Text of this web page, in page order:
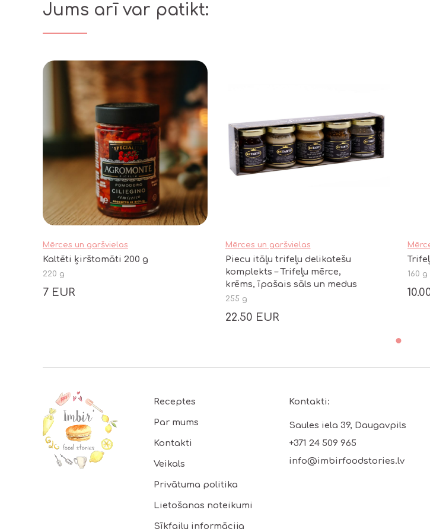
Jums arī var patikt:
Mērces un garšvielas
Kaltēti ķirštomāti 200 g
220 g
7 EUR
Mērces un garšvielas
Piecu itāļu trifeļu delikatešu
komplekts – Trifeļu mērce,
krēms, īpašais sāls un medus
255 g
22.50 EUR
160 g
Footer
Receptes
Par mums
Kontakti
Veikals
Privātuma politika
Lietošanas noteikumi
Sīkfailu informācija
Kontakti:
Saules iela 39, Daugavpils
+371 24 509 965
info@imbirfoodstories.lv